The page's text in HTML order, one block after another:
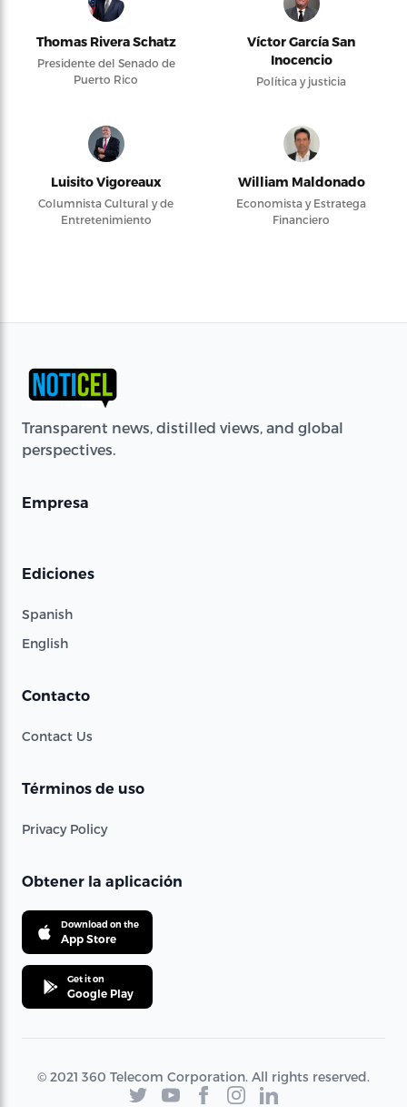
Thomas Rivera Schatz
Presidente del Senado de
Puerto Rico
Víctor García San
Inocencio
Política y justicia
Luisito Vigoreaux
Columnista Cultural y de
Entretenimiento
William Maldonado
Economista y Estratega
Financiero
Transparent news, distilled views, and global
perspectives.
Empresa
Ediciones
Spanish
English
Contacto
Contact Us
Términos de uso
Privacy Policy
Obtener la aplicación
Download on the
App Store
Get it on
Google Play
© 2021 360 Telecom Corporation. All rights reserved.